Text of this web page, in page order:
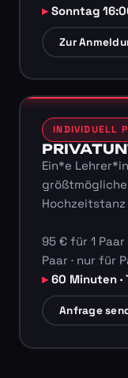
Sonntag
Zur
INDIVIDUELL
Ein*e
95 € für 1
Paar · nur für
60 Minuten ·
Anfrage